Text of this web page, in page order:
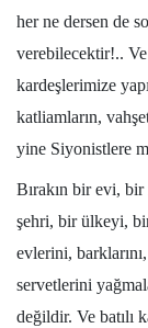
her ne dersen de
verebilecektir!..
kardeşlerimize
katliamların,
yine Siyonistlere mi
Bırakın bir evi,
şehri, bir ülkeyi,
evlerini,
servetlerini
değildir. Ve batılı